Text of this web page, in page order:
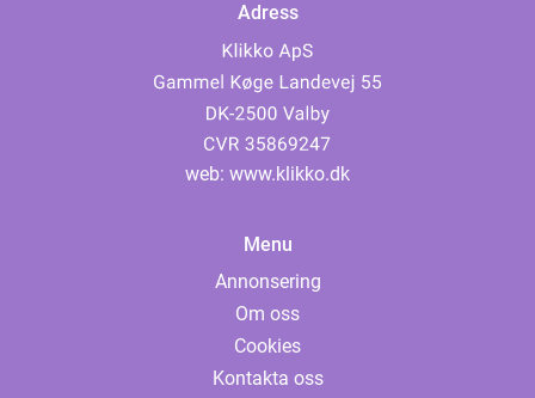
Adress
web: www.klikko.dk
Menu
Annonsering
Om oss
Cookies
Kontakta oss